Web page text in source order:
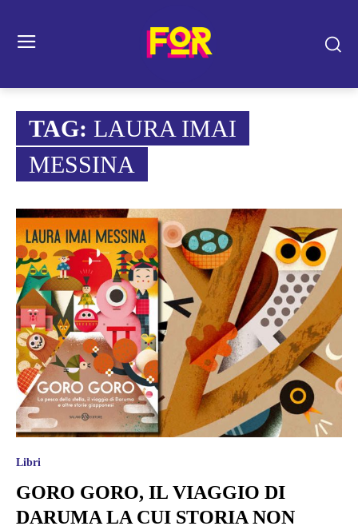
TAG: LAURA IMAI
MESSINA
Libri
GORO GORO, IL VIAGGIO DI
DARUMA LA CUI STORIA NON